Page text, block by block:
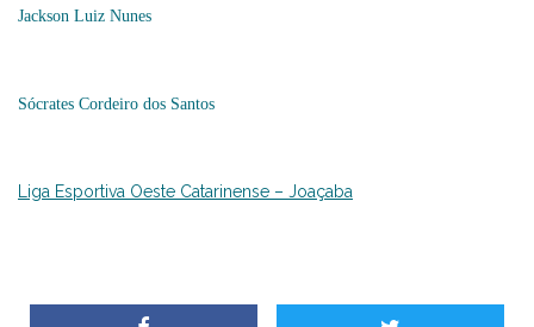
Jackson Luiz Nunes
Sócrates Cordeiro dos Santos
Liga Esportiva Oeste Catarinense – Joaçaba